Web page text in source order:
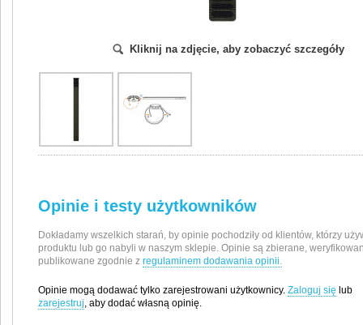
Kliknij na zdjęcie, aby zobaczyć szczegóły
Opinie i testy użytkowników
Dokładamy wszelkich starań, by opinie pochodziły od klientów, którzy
produktu lub go nabyli w naszym sklepie. Opinie są zbierane,
publikowane zgodnie z regulaminem dodawania opinii.
Opinie mogą dodawać tylko zarejestrowani użytkownicy. Zaloguj się lub
zarejestruj, aby dodać własną opinię.